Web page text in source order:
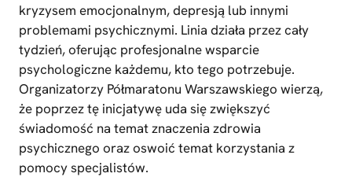
kryzysem emocjonalnym, depresją lub innymi
problemami psychicznymi. Linia działa przez cały
tydzień, oferując profesjonalne wsparcie
psychologiczne każdemu, kto tego potrzebuje.
Organizatorzy Półmaratonu Warszawskiego wierzą,
że poprzez tę inicjatywę uda się zwiększyć
świadomość na temat znaczenia zdrowia
psychicznego oraz oswoić temat korzystania z
pomocy specjalistów.